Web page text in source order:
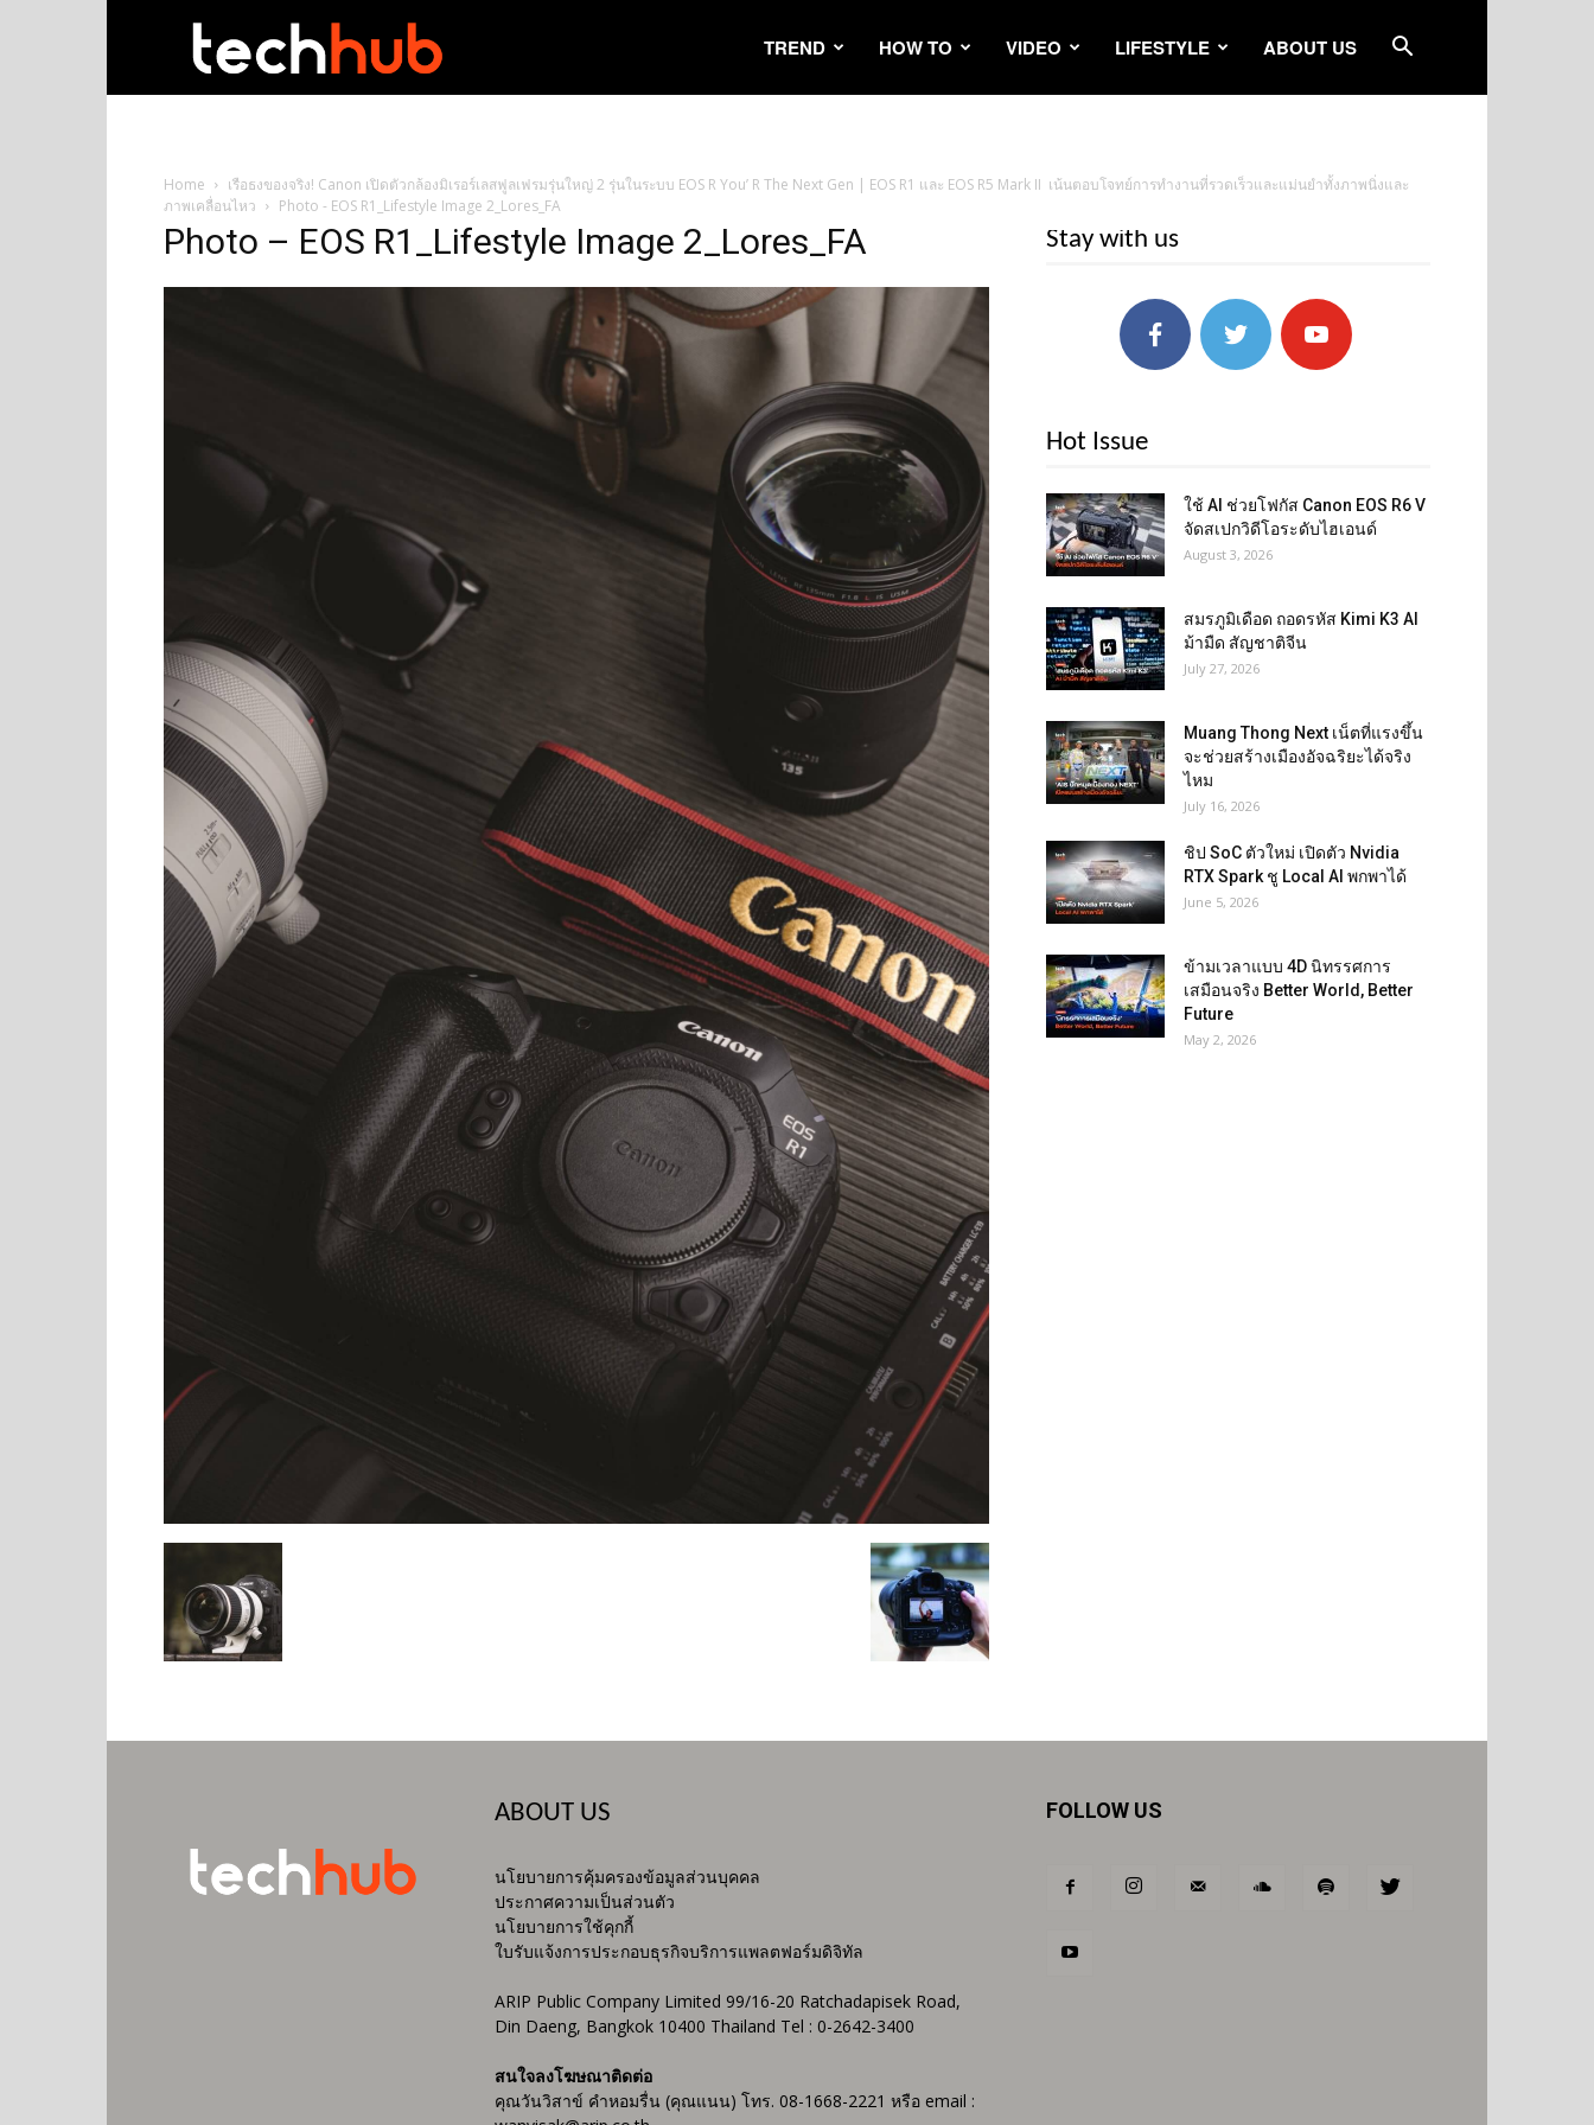
TREND HOW TO VIDEO LIFESTYLE ABOUT US
Home
เรือธงของจริง! Canon เปิดตัวกล้องมิเรอร์เลสฟูลเฟรมรุ่นใหญ่ 2 รุ่นในระบบ EOS R You’ R The Next Gen | EOS R1 และ EOS R5 Mark II เน้นตอบโจทย์การทำงานที่รวดเร็วและแม่นยำทั้งภาพนิ่งและ
ภาพเคลื่อนไหว
Photo - EOS R1_Lifestyle Image 2_Lores_FA
Photo – EOS R1_Lifestyle Image 2_Lores_FA Stay with us
Hot Issue
ใช้ AI ช่วยโฟกัส Canon EOS R6 V
จัดสเปกวิดีโอระดับไฮเอนด์
August 3, 2026
สมรภูมิเดือด ถอดรหัส Kimi K3 AI
ม้ามืด สัญชาติจีน
July 27, 2026
Muang Thong Next เน็ตที่แรงขึ้น
จะช่วยสร้างเมืองอัจฉริยะได้จริง
ไหม
July 16, 2026
ชิป SoC ตัวใหม่ เปิดตัว Nvidia
RTX Spark ชู Local AI พกพาได้
June 5, 2026
ข้ามเวลาแบบ 4D นิทรรศการ
เสมือนจริง Better World, Better
Future
May 2, 2026
ABOUT US
นโยบายการคุ้มครองข้อมูลส่วนบุคคล
ประกาศความเป็นส่วนตัว
นโยบายการใช้คุกกี้
ใบรับแจ้งการประกอบธุรกิจบริการแพลตฟอร์มดิจิทัล
ARIP Public Company Limited 99/16-20 Ratchadapisek Road,
Din Daeng, Bangkok 10400 Thailand Tel : 0-2642-3400
สนใจลงโฆษณาติดต่อ
คุณวันวิสาข์ คำหอมรื่น (คุณแนน) โทร. 08-1668-2221 หรือ email :
FOLLOW US